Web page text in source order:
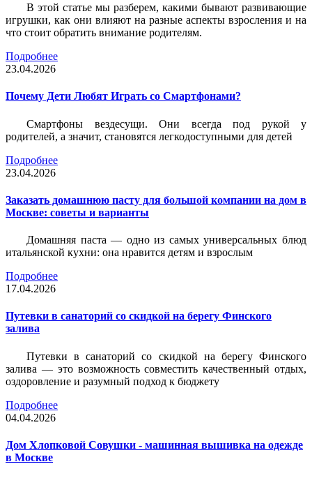
В этой статье мы разберем, какими бывают развивающие
игрушки, как они влияют на разные аспекты взросления и на
что стоит обратить внимание родителям.
Подробнее
23.04.2026
Почему Дети Любят Играть со Смартфонами?
Смартфоны вездесущи. Они всегда под рукой у
родителей, а значит, становятся легкодоступными для детей
Подробнее
23.04.2026
Заказать домашнюю пасту для большой компании на дом в
Москве: советы и варианты
Домашняя паста — одно из самых универсальных блюд
итальянской кухни: она нравится детям и взрослым
Подробнее
17.04.2026
Путевки в санаторий со скидкой на берегу Финского
залива
Путевки в санаторий со скидкой на берегу Финского
залива — это возможность совместить качественный отдых,
оздоровление и разумный подход к бюджету
Подробнее
04.04.2026
Дом Хлопковой Совушки - машинная вышивка на одежде
в Москве